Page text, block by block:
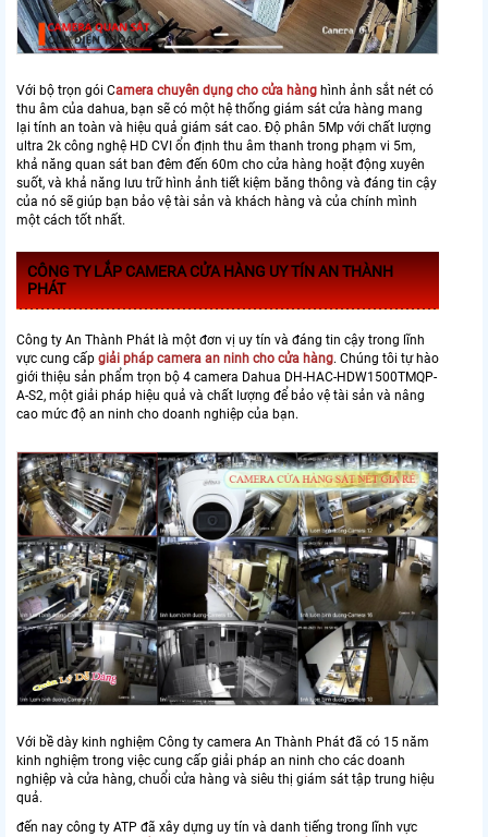
Với bộ trọn gói Camera chuyên dụng cho cửa hàng hình ảnh sắt nét có
thu âm của dahua, bạn sẽ có một hệ thống giám sát cửa hàng mang
lại tính an toàn và hiệu quả giám sát cao. Độ phân 5Mp với chất lượng
ultra 2k công nghệ HD CVI ổn định thu âm thanh trong phạm vi 5m,
khả năng quan sát ban đêm đến 60m cho cửa hàng hoặt động xuyên
suốt, và khả năng lưu trữ hình ảnh tiết kiệm băng thông và đáng tin cậy
của nó sẽ giúp bạn bảo vệ tài sản và khách hàng và của chính mình
một cách tốt nhất.
CÔNG TY LẮP CAMERA CỬA HÀNG UY TÍN AN THÀNH
PHÁT
Công ty An Thành Phát là một đơn vị uy tín và đáng tin cậy trong lĩnh
vực cung cấp giải pháp camera an ninh cho cửa hàng. Chúng tôi tự hào
giới thiệu sản phẩm trọn bộ 4 camera Dahua DH-HAC-HDW1500TMQP-
A-S2, một giải pháp hiệu quả và chất lượng để bảo vệ tài sản và nâng
cao mức độ an ninh cho doanh nghiệp của bạn.
Với bề dày kinh nghiệm Công ty camera An Thành Phát đã có 15 năm
kinh nghiệm trong việc cung cấp giải pháp an ninh cho các doanh
nghiệp và cửa hàng, chuổi cửa hàng và siêu thị giám sát tập trung hiệu
quả.
đến nay công ty ATP đã xây dựng uy tín và danh tiếng trong lĩnh vực